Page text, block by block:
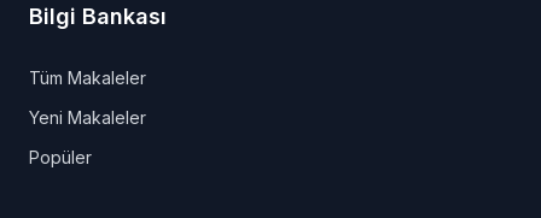
Bilgi Bankası
Tüm Makaleler
Yeni Makaleler
Popüler